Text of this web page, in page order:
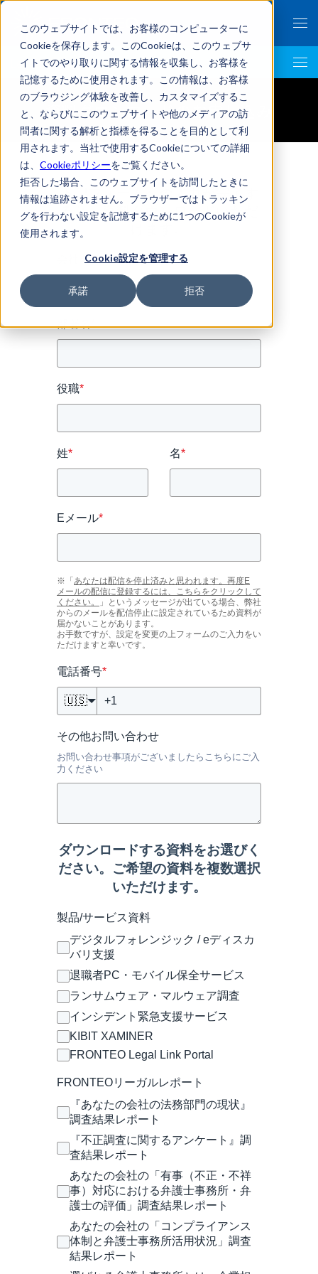
このウェブサイトでは、お客様のコンピューターに
Cookieを保存します。このCookieは、このウェブサ
イトでのやり取りに関する情報を収集し、お客様を
記憶するために使用されます。この情報は、お客様
のブラウジング体験を改善し、カスタマイズするこ
と、ならびにこのウェブサイトや他のメディアの訪
問者に関する解析と指標を得ることを目的として利
用されます。当社で使用するCookieについての詳細
は、 Cookieポリシーをご覧ください。
拒否した場合、このウェブサイトを訪問したときに
情報は追跡されません。ブラウザーではトラッキン
グを行わない設定を記憶するために1つのCookieが
使用されます。
Cookie設定を管理する
承諾 拒否
LegalTech AI Top
資料ダウンロードのお申し込み
下記フォームへの入力が完了す
ると、資料ダウンロードいただ
会社名*
部署名*
役職*
姓* 名*
Eメール*
※「 あなたは配信を停止済みと思われます。再度E
メールの配信に登録するには、こちらをクリックして
ください。
」というメッセージが出ている場合、弊社
からのメールを配信停止に設定されているため資料が
届かないことがあります。
お手数ですが、設定を変更の上フォームのご入力をい
ただけますと幸いです。
電話番号*
🇺🇸
その他お問い合わせ
お問い合わせ事項がございましたらこちらにご入
力ください
ダウンロードする資料をお選びく
ださい。ご希望の資料を複数選択
いただけます。
製品/サービス資料
デジタルフォレンジック / eディスカ
バリ支援
退職者PC・モバイル保全サービス
ランサムウェア・マルウェア調査
インシデント緊急支援サービス
KIBIT XAMINER
FRONTEO Legal Link Portal
FRONTEOリーガルレポート
『あなたの会社の法務部門の現状』
調査結果レポート
『不正調査に関するアンケート』調
査結果レポート
あなたの会社の「有事（不正・不祥
事）対応における弁護士事務所・弁
護士の評価」調査結果レポート
あなたの会社の「コンプライアンス
体制と弁護士事務所活用状況」調査
結果レポート